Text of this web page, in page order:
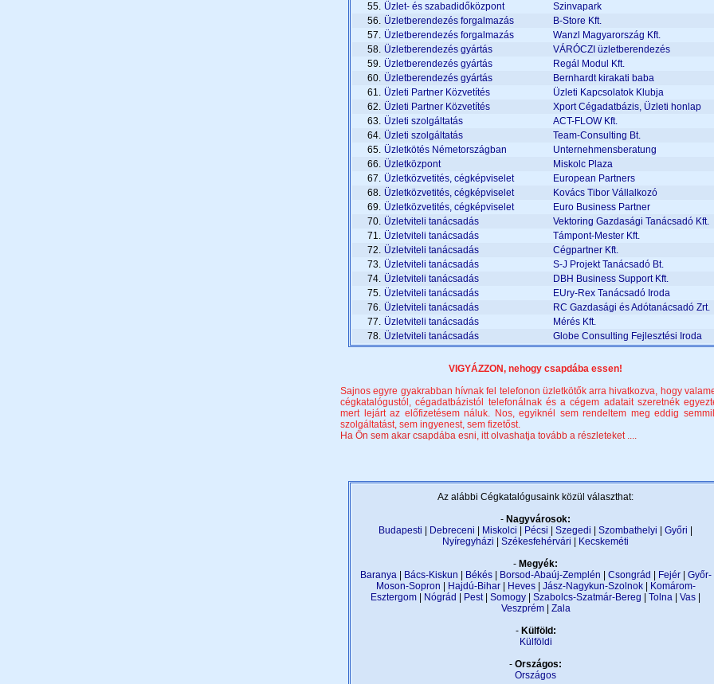
55. Üzlet- és szabadidőközpont
Szinvapark
56. Üzletberendezés forgalmazás
B-Store Kft.
57. Üzletberendezés forgalmazás
Wanzl Magyarország Kft.
58. Üzletberendezés gyártás
VÁRÓCZI üzletberendezés
59. Üzletberendezés gyártás
Regál Modul Kft.
60. Üzletberendezés gyártás
Bernhardt kirakati baba
61. Üzleti Partner Közvetítés
Üzleti Kapcsolatok Klubja
62. Üzleti Partner Közvetítés
Xport Cégadatbázis, Üzleti honlap
63. Üzleti szolgáltatás
ACT-FLOW Kft.
64. Üzleti szolgáltatás
Team-Consulting Bt.
65. Üzletkötés Németországban
Unternehmensberatung
66. Üzletközpont
Miskolc Plaza
67. Üzletközvetités, cégképviselet
European Partners
68. Üzletközvetités, cégképviselet
Kovács Tibor Vállalkozó
69. Üzletközvetités, cégképviselet
Euro Business Partner
70. Üzletviteli tanácsadás
Vektoring Gazdasági Tanácsadó Kft.
71. Üzletviteli tanácsadás
Támpont-Mester Kft.
72. Üzletviteli tanácsadás
Cégpartner Kft.
73. Üzletviteli tanácsadás
S-J Projekt Tanácsadó Bt.
74. Üzletviteli tanácsadás
DBH Business Support Kft.
75. Üzletviteli tanácsadás
EUry-Rex Tanácsadó Iroda
76. Üzletviteli tanácsadás
RC Gazdasági és Adótanácsadó Zrt.
77. Üzletviteli tanácsadás
Mérés Kft.
78. Üzletviteli tanácsadás Globe Consulting Fejlesztési Iroda
VIGYÁZZON, nehogy csapdába essen!
Sajnos egyre gyakrabban hívnak fel telefonon üzletkötők arra hivatkozva, hogy
cégkatalógustól, cégadatbázistól telefonálnak és a cégem adatait szeretnék
mert lejárt az előfizetésem náluk. Nos, egyiknél sem rendeltem meg eddig
szolgáltatást, sem ingyenest, sem fizetőst.
Ha Ön sem akar csapdába esni, itt olvashatja tovább a részleteket ....
Az alábbi Cégkatalógusaink közül választhat:
- Nagyvárosok:
Budapesti
Debreceni Miskolci Pécsi Szegedi Szombathelyi Győri
Nyíregyházi
Székesfehérvári
Kecskeméti
- Megyék:
Baranya| Bács-Kiskun Békés| Borsod-Abaúj-Zemplén Csongrád Fejér| Győr-
Moson-Sopron
Hajdú-Bihar| Heves| Jász-Nagykun-Szolnok|
Komárom-
Esztergom
Nógrád Pest| Somogy Szabolcs-Szatmár-Bereg Tolna Vas
Veszprém| Zala
- Külföld:
Külföldi
- Országos:
Országos